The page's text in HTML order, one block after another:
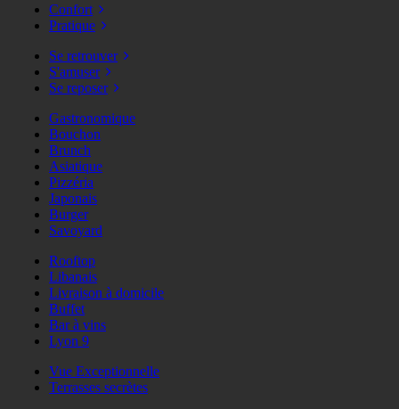
Confort
Pratique
Se retrouver
S'amuser
Se reposer
Gastronomique
Bouchon
Brunch
Asiatique
Pizzéria
Japonais
Burger
Savoyard
Rooftop
Libanais
Livraison à domicile
Buffet
Bar à vins
Lyon 9
Vue Exceptionnelle
Terrasses secrètes